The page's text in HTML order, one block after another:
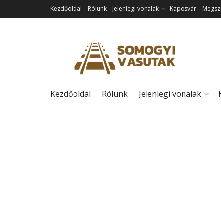
Kezdőoldal Rólunk Jelenlegi vonalak Kaposvár
Kezdőoldal Rólunk Jelenlegi vonalak